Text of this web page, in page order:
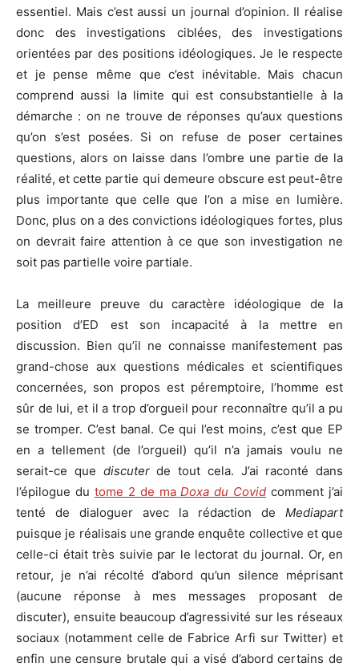
essentiel. Mais c’est aussi un journal d’opinion. Il réalise
donc des investigations ciblées, des investigations
orientées par des positions idéologiques. Je le respecte
et je pense même que c’est inévitable. Mais chacun
comprend aussi la limite qui est consubstantielle à la
démarche : on ne trouve de réponses qu’aux questions
qu’on s’est posées. Si on refuse de poser certaines
questions, alors on laisse dans l’ombre une partie de la
réalité, et cette partie qui demeure obscure est peut-être
plus importante que celle que l’on a mise en lumière.
Donc, plus on a des convictions idéologiques fortes, plus
on devrait faire attention à ce que son investigation ne
soit pas partielle voire partiale.
La meilleure preuve du caractère idéologique de la
position d’ED est son incapacité à la mettre en
discussion. Bien qu’il ne connaisse manifestement pas
grand-chose aux questions médicales et scientifiques
concernées, son propos est péremptoire, l’homme est
sûr de lui, et il a trop d’orgueil pour reconnaître qu’il a pu
se tromper. C’est banal. Ce qui l’est moins, c’est que EP
en a tellement (de l’orgueil) qu’il n’a jamais voulu ne
serait-ce que discuterde tout cela. J’ai raconté dans
l’épilogue du tome 2 de maDoxa du Covid comment j’ai
tenté de dialoguer avec la rédaction de Mediapart
puisque je réalisais une grande enquête collective et que
celle-ci était très suivie par le lectorat du journal. Or, en
retour, je n’ai récolté d’abord qu’un silence méprisant
(aucune réponse à mes messages proposant de
discuter), ensuite beaucoup d’agressivité sur les réseaux
sociaux (notamment celle de Fabrice Arfi sur Twitter) et
enfin une censure brutale qui a visé d’abord certains de